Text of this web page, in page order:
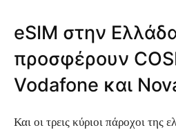
eSIM στην
προσφέρουν
Vodafone και
Και οι τρεις κύριοι πάροχοι της